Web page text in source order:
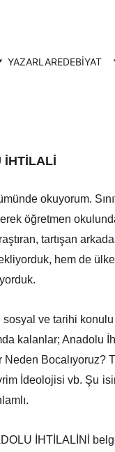
YAZARLAREDEBİYAT
İHTİLALİ
okuyorum.
öğretmen
tartışan
hem de
ve tarihi
kalanlar; Anadolu
Neden Bocalıyoruz?
İdeolojisi vb. Şu
İHTİLALİNİ